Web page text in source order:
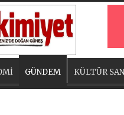
GÜNDEM KÜLTÜR